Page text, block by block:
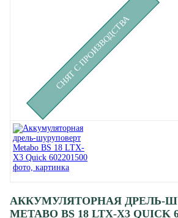
СНЯТ С ПРОИЗВОДСТВА
АККУМУЛЯТОРНАЯ ДРЕЛЬ-
METABO BS 18 LTX-X3 QUICK